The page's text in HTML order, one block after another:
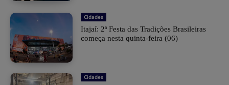
Cidades
​Itajaí: 2ª Festa das Tradições Brasileiras
começa nesta quinta-feira (06)
Cidades